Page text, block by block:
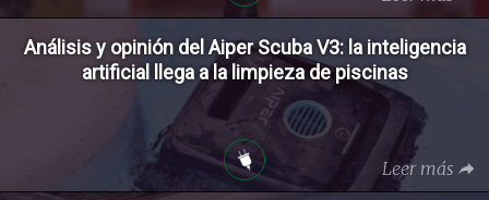
Análisis y opinión del Aiper Scuba V3: la inteligencia
artificial llega a la limpieza de piscinas
Leer más